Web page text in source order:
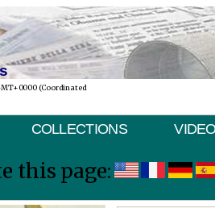
(Coordinated
COLLECTIONS
this page: